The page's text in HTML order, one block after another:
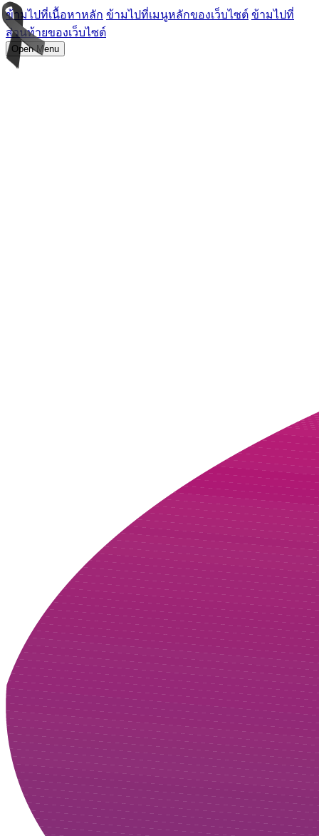
ข้ามไปที่เนื้อหาหลัก ข้ามไปที่เมนูหลักของเว็บไซต์ ข้ามไปที่
ส่วนท้ายของเว็บไซต์
Open Menu